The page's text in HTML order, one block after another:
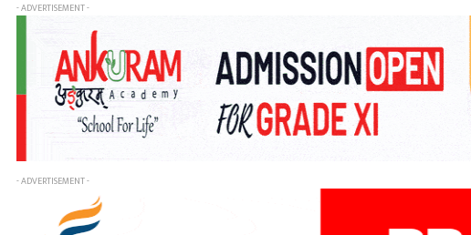
- ADVERTISEMENT -
- ADVERTISEMENT -